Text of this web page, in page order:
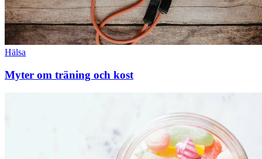
Hälsa
Myter om träning och kost